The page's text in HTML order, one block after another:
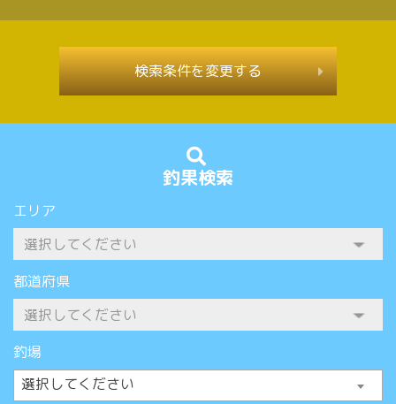
釣果検索
エリア
都道府県
釣場
選択してください
検索条件を変更する